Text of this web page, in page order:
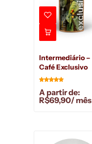
Intermediário –
Café Exclusivo
A partir de:
R$69,90/ mês